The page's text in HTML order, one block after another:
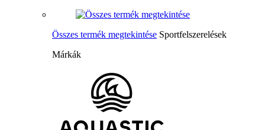
Összes termék megtekintése Sportfelszerelések
Márkák